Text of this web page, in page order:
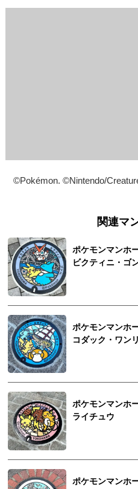
©Pokémon. ©Nintendo/
関連マ
ポケモンマンホ
ビクティニ・ゴ
ポケモンマンホ
コダック・ワン
ポケモンマンホ
ライチュウ
ポケモンマンホ